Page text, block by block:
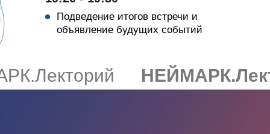
Подведение итогов встречи и
объявление будущих событий
Грант на обучение
Грант на обучение